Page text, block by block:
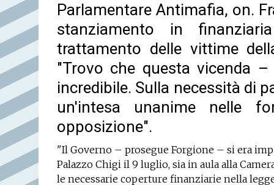
Parlamentare Antimafia, on.
stanziamento in
trattamento delle vittime
"Trovo che questa vicenda
incredibile. Sulla necessità di
un'intesa unanime nelle
opposizione".
"Il Governo – prosegue Forgione – si era
Palazzo Chigi il 9 luglio, sia in aula alla
le necessarie coperture finanziarie nella